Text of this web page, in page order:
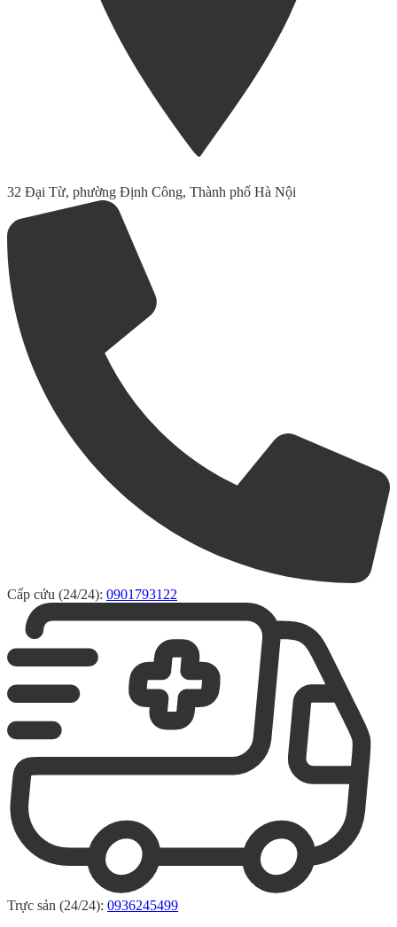
32 Đại Từ, phường Định Công, Thành phố Hà Nội
Cấp cứu (24/24): 0901793122
Trực sản (24/24): 0936245499